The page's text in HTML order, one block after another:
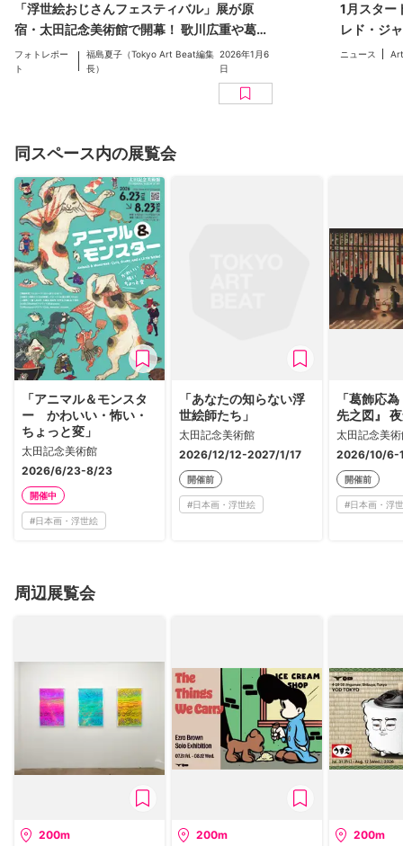
「浮世絵おじさんフェスティバル」展が原
宿・太田記念美術館で開幕！ 歌川広重や葛飾
北斎らが描いた、あんなおじさんやこんなお
じさんに思わずにっこり
フォトレポー
ト
福島夏子（Tokyo Art Beat編集
長）
2026年1月6
日
1月スター
レド・ジ
ク展など
ニュース
同スペース内の展覧会
「アニマル＆モンスタ
ー かわいい・怖い・
ちょっと変」
太田記念美術館
2026/6/23-8/23
開催中
#日本画・浮世絵
「あなたの知らない浮
世絵師たち」
太田記念美術館
2026/12/12-2027/1/17
開催前
#日本画・浮世絵
「葛飾応
先之図』
太田記念美
2026/10/6-
開催前
#日本画・浮
周辺展覧会
200m 200m 200m